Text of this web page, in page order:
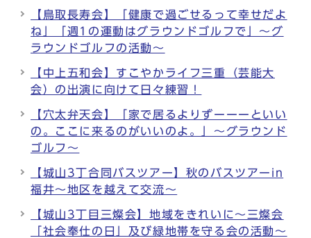
【鳥取長寿会】「健康で過ごせるって幸せだよ
ね」「週1の運動はグラウンドゴルフで」～グ
ラウンドゴルフの活動～
【中上五和会】すこやかライフ三重（芸能大
会）の出演に向けて日々練習！
【穴太弁天会】「家で居るよりずーーーといい
の。ここに来るのがいいのよ。」～グラウンド
ゴルフ～
【城山3丁合同バスツアー】秋のバスツアーin
福井～地区を越えて交流～
【城山3丁目三燦会】地域をきれいに～三燦会
「社会奉仕の日」及び緑地帯を守る会の活動～